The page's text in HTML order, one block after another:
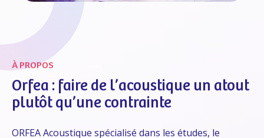
À PROPOS
Orfea : faire de l’acoustique un atout
plutôt qu’une contrainte
ORFEA Acoustique spécialisé dans les études, le